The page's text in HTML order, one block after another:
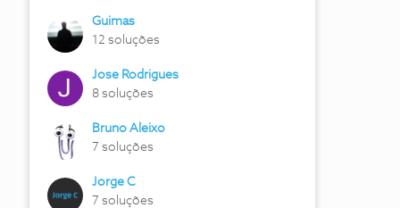
Guimas
12 soluções
Jose Rodrigues
8 soluções
Bruno Aleixo
7 soluções
Jorge C
7 soluções